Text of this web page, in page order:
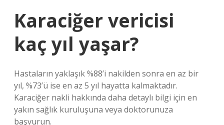
Karaciğer vericisi
kaç yıl yaşar?
Hastaların yaklaşık %88’i nakilden sonra en az bir
yıl, %73’ü ise en az 5 yıl hayatta kalmaktadır.
Karaciğer nakli hakkında daha detaylı bilgi için en
yakın sağlık kuruluşuna veya doktorunuza
başvurun.